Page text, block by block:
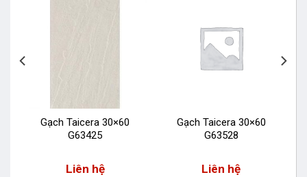
Gạch Taicera 30×60
G63425
Liên hệ
Gạch Taicera 30×60
G63528
Liên hệ